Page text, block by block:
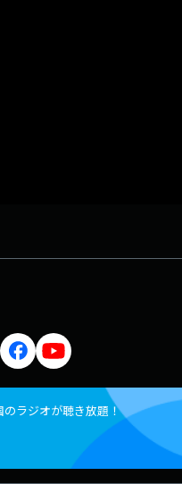
ラジオが聴き放題！